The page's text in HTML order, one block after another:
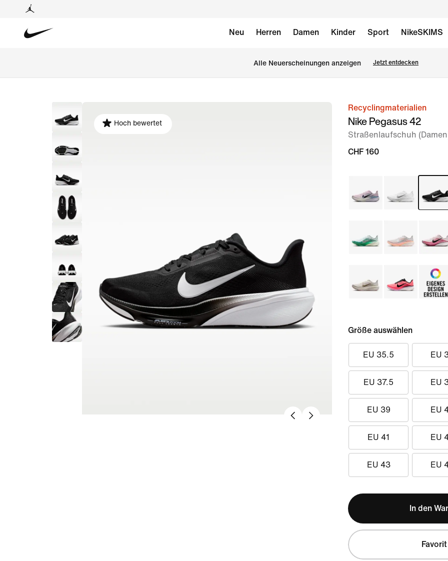
Neu Herren Damen Kinder Sport NikeSKIMS
Alle Neuerscheinungen anzeigen Jetzt entdecken
Bild 1
Hoch bewertet
Recyclingmaterialien
Nike Pegasus 42
Straßenlaufschuh
CHF 160
Größe auswählen
EU 35.5 EU
EU 37.5 EU
EU 39 EU
EU 41 EU
EU 43 EU
In den
Favorit